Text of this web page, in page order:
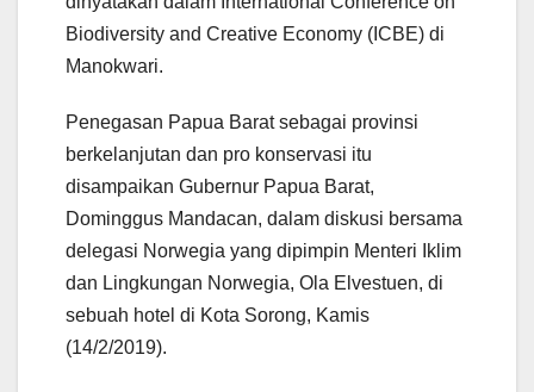
Biodiversity and Creative Economy (ICBE) di
Manokwari.
Penegasan Papua Barat sebagai provinsi
berkelanjutan dan pro konservasi itu
disampaikan Gubernur Papua Barat,
Dominggus Mandacan, dalam diskusi bersama
delegasi Norwegia yang dipimpin Menteri Iklim
dan Lingkungan Norwegia, Ola Elvestuen, di
sebuah hotel di Kota Sorong, Kamis
(14/2/2019).